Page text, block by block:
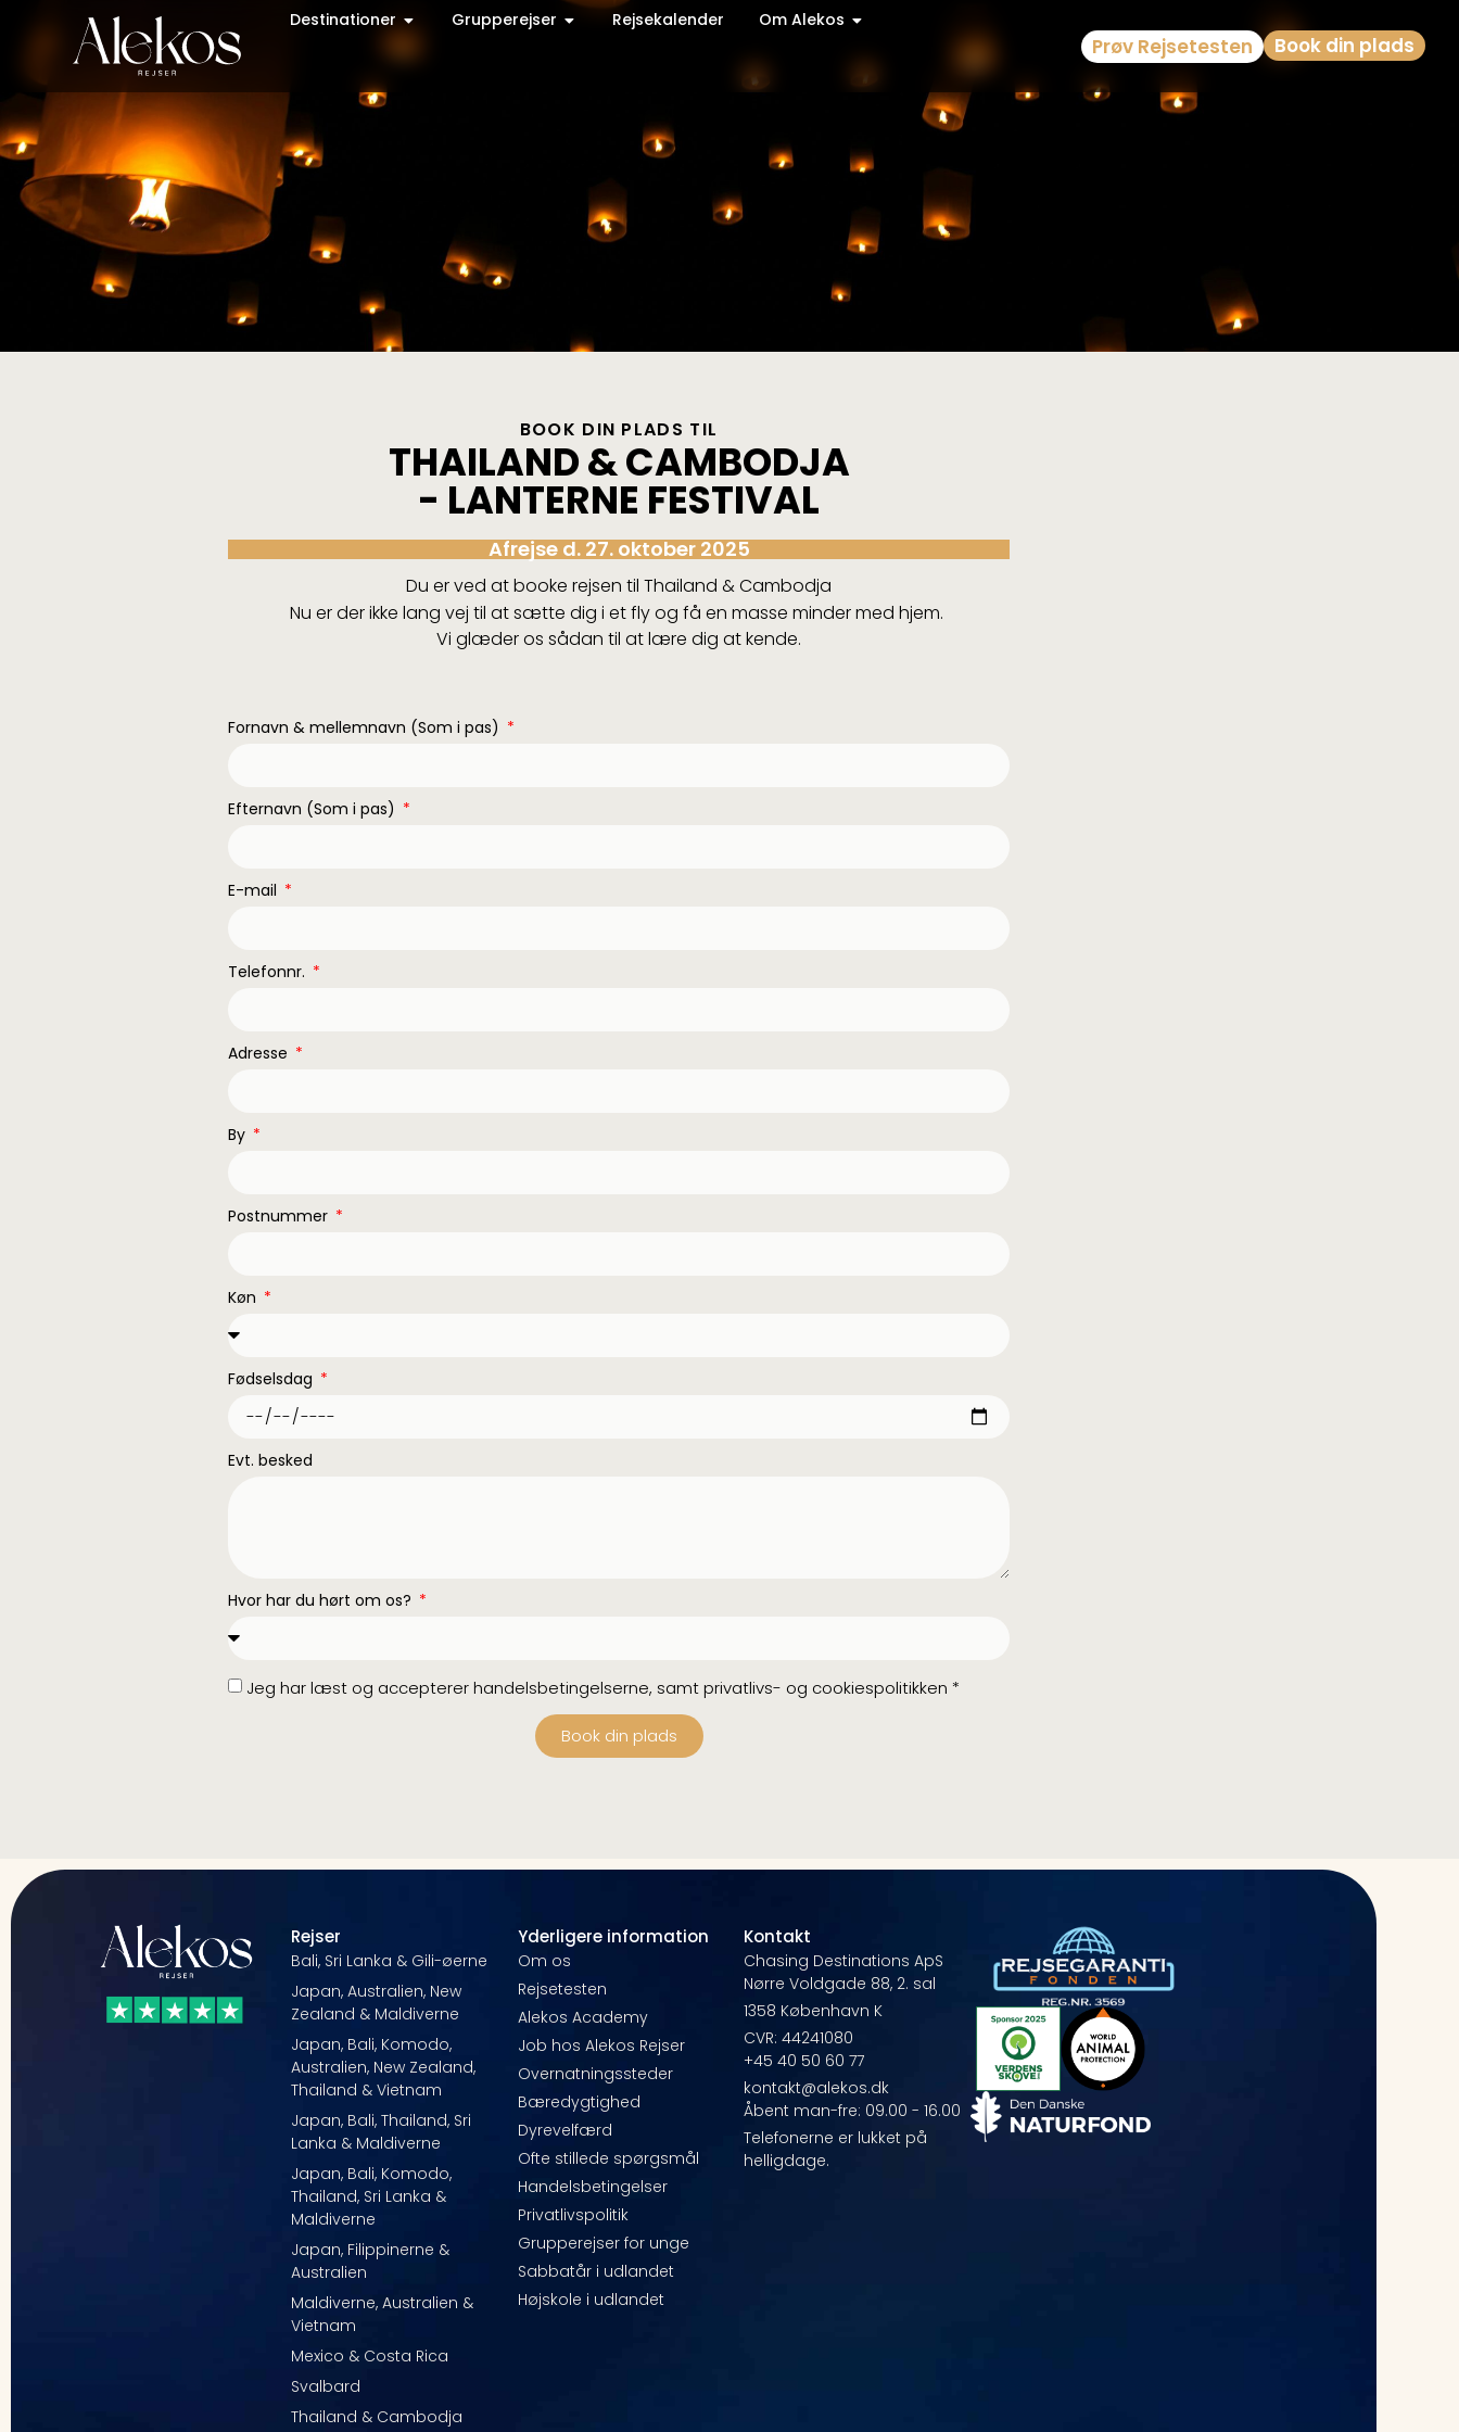
Destinationer Grupperejser Rejsekalender Om Alekos
Prøv Rejsetesten Book din plads
BOOK DIN PLADS TIL
THAILAND & CAMBODJA
- LANTERNE FESTIVAL
Afrejse d. 27. oktober 2025
Du er ved at booke rejsen til Thailand & Cambodja
Nu er der ikke lang vej til at sætte dig i et fly og få en masse minder med hjem.
Vi glæder os sådan til at lære dig at kende.
Fornavn & mellemnavn (Som i pas)
Efternavn (Som i pas)
E-mail
Telefonnr.
Adresse
By
Postnummer
Køn
Fødselsdag
Evt. besked
Hvor har du hørt om os?
Jeg har læst og accepterer handelsbetingelserne, samt privatlivs- og cookiespolitikken *
Book din plads
Rejser
Bali, Sri Lanka & Gili-øerne
Japan, Australien, New
Zealand & Maldiverne
Japan, Bali, Komodo,
Australien, New Zealand,
Thailand & Vietnam
Japan, Bali, Thailand, Sri
Lanka & Maldiverne
Japan, Bali, Komodo,
Thailand, Sri Lanka &
Maldiverne
Japan, Filippinerne &
Australien
Maldiverne, Australien &
Vietnam
Mexico & Costa Rica
Svalbard
Thailand & Cambodja
Yderligere information
Om os
Rejsetesten
Alekos Academy
Job hos Alekos Rejser
Overnatningssteder
Bæredygtighed
Dyrevelfærd
Ofte stillede spørgsmål
Handelsbetingelser
Privatlivspolitik
Grupperejser for unge
Sabbatår i udlandet
Højskole i udlandet
Kontakt
Chasing Destinations ApS
Nørre Voldgade 88, 2. sal
1358 København K
CVR: 44241080
+45 40 50 60 77
kontakt@alekos.dk
Åbent man-fre: 09.00 - 16.00
Telefonerne er lukket på
helligdage.